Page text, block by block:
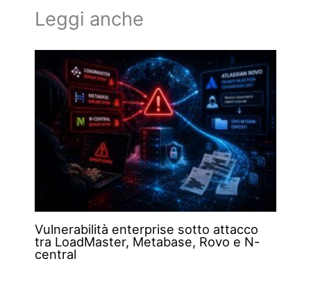
Leggi anche
Vulnerabilità enterprise sotto attacco
tra LoadMaster, Metabase, Rovo e N-
central